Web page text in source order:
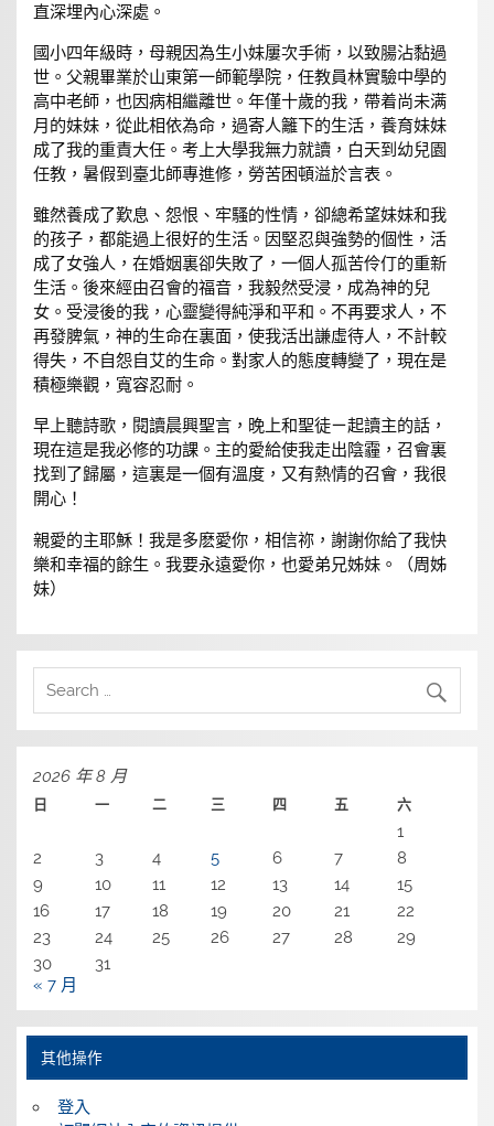
直深埋內心深處。
國小四年級時，母親因為生小妹屢次手術，以致腸沾黏過
世。父親畢業於山東第一師範學院，任教員林實驗中學的
高中老師，也因病相繼離世。年僅十歲的我，帶着尚未满
月的妹妹，從此相依為命，過寄人籬下的生活，養育妹妹
成了我的重責大任。考上大學我無力就讀，白天到幼兒園
任教，暑假到臺北師專進修，勞苦困頓溢於言表。
雖然養成了歎息、怨恨、牢騷的性情，卻總希望妹妹和我
的孩子，都能過上很好的生活。因堅忍與強勢的個性，活
成了女強人，在婚姻裏卻失敗了，一個人孤苦伶仃的重新
生活。後來經由召會的福音，我毅然受浸，成為神的兒
女。受浸後的我，心靈變得純淨和平和。不再要求人，不
再發脾氣，神的生命在裏面，使我活出謙虛待人，不計較
得失，不自怨自艾的生命。對家人的態度轉變了，現在是
積極樂觀，寬容忍耐。
早上聽詩歌，閱讀晨興聖言，晚上和聖徒ㄧ起讀主的話，
現在這是我必修的功課。主的愛給使我走出陰霾，召會裏
找到了歸屬，這裏是一個有溫度，又有熱情的召會，我很
開心！
親愛的主耶穌！我是多麽愛你，相信祢，謝謝你給了我快
樂和幸福的餘生。我要永遠愛你，也愛弟兄姊妹。（周姊
妹）
2026 年 8 月
日 一 二 三 四 五 六
1
2
3 4 5 6 7
8
9
10 11 12 13 14
15
16
17 18 19 20 21
22
23
24 25 26 27 28
29
30
31
« 7 月
其他操作
登入